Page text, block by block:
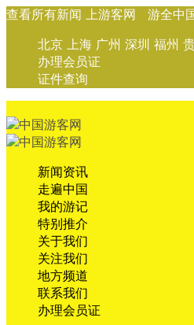
查看所有新闻 上游客网 游全中
北京 上海 广州 深圳 福州
办理会员证
证件查询
新闻资讯
走遍中国
我的游记
特别推介
关于我们
关注我们
地方频道
联系我们
办理会员证